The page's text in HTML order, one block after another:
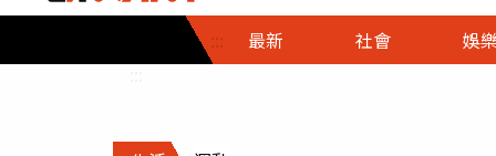
::: 最新 社會
社會首頁
時事
調查
娛樂
娛樂首頁
即時
財經首頁
熱線
政